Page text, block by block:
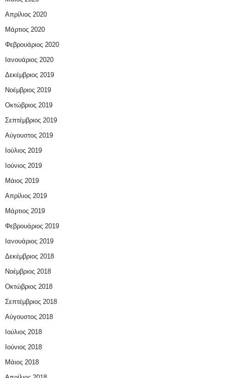
Απρίλιος 2020
Μάρτιος 2020
Φεβρουάριος 2020
Ιανουάριος 2020
Δεκέμβριος 2019
Νοέμβριος 2019
Οκτώβριος 2019
Σεπτέμβριος 2019
Αύγουστος 2019
Ιούλιος 2019
Ιούνιος 2019
Μάιος 2019
Απρίλιος 2019
Μάρτιος 2019
Φεβρουάριος 2019
Ιανουάριος 2019
Δεκέμβριος 2018
Νοέμβριος 2018
Οκτώβριος 2018
Σεπτέμβριος 2018
Αύγουστος 2018
Ιούλιος 2018
Ιούνιος 2018
Μάιος 2018